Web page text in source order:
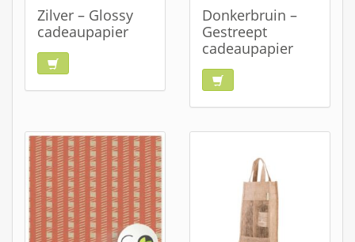
Zilver – Glossy
cadeaupapier
Donkerbruin –
Gestreept
cadeaupapier